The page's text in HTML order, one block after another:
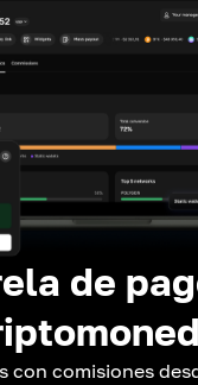
de
con comisiones